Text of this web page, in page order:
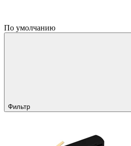
По умолчанию
Фильтр